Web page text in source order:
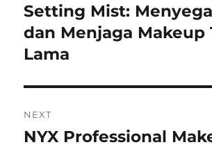
post:
Setting Mist:
dan Menjaga Makeup
Lama
NEXT
Next
NYX Professional